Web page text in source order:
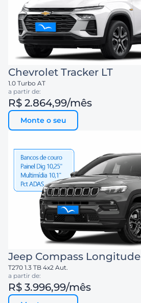
Chevrolet Tracker LT
1.0 Turbo AT
a partir de:
R$ 2.864,99/mês
Monte o seu
Jeep Compass Longitude
T270 1.3 TB 4x2 Aut.
a partir de:
R$ 3.996,99/mês